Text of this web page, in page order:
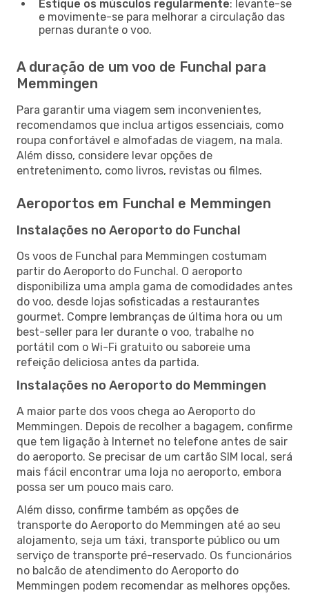
Estique os músculos regularmente: levante-se
e movimente-se para melhorar a circulação das
pernas durante o voo.
A duração de um voo de Funchal para
Memmingen
Para garantir uma viagem sem inconvenientes,
recomendamos que inclua artigos essenciais, como
roupa confortável e almofadas de viagem, na mala.
Além disso, considere levar opções de
entretenimento, como livros, revistas ou filmes.
Aeroportos em Funchal e Memmingen
Instalações no Aeroporto do Funchal
Os voos de Funchal para Memmingen costumam
partir do Aeroporto do Funchal. O aeroporto
disponibiliza uma ampla gama de comodidades antes
do voo, desde lojas sofisticadas a restaurantes
gourmet. Compre lembranças de última hora ou um
best-seller para ler durante o voo, trabalhe no
portátil com o Wi-Fi gratuito ou saboreie uma
refeição deliciosa antes da partida.
Instalações no Aeroporto do Memmingen
A maior parte dos voos chega ao Aeroporto do
Memmingen. Depois de recolher a bagagem, confirme
que tem ligação à Internet no telefone antes de sair
do aeroporto. Se precisar de um cartão SIM local, será
mais fácil encontrar uma loja no aeroporto, embora
possa ser um pouco mais caro.
Além disso, confirme também as opções de
transporte do Aeroporto do Memmingen até ao seu
alojamento, seja um táxi, transporte público ou um
serviço de transporte pré-reservado. Os funcionários
no balcão de atendimento do Aeroporto do
Memmingen podem recomendar as melhores opções.